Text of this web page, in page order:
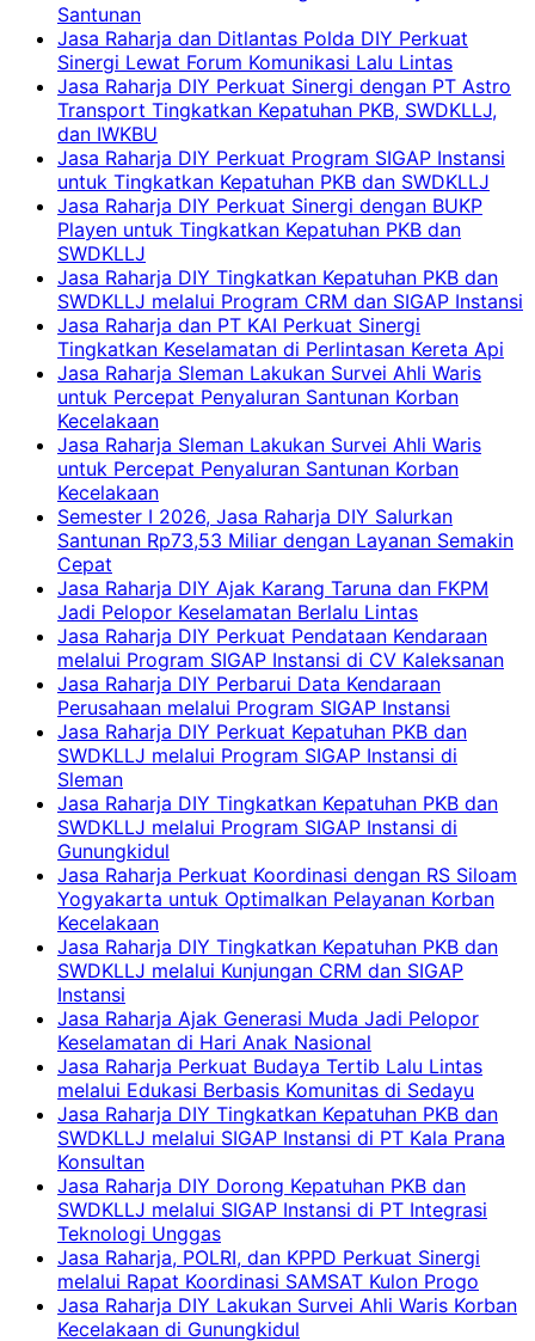
Santunan
Jasa Raharja dan Ditlantas Polda DIY Perkuat
Sinergi Lewat Forum Komunikasi Lalu Lintas
Jasa Raharja DIY Perkuat Sinergi dengan PT Astro
Transport Tingkatkan Kepatuhan PKB, SWDKLLJ,
dan IWKBU
Jasa Raharja DIY Perkuat Program SIGAP Instansi
untuk Tingkatkan Kepatuhan PKB dan SWDKLLJ
Jasa Raharja DIY Perkuat Sinergi dengan BUKP
Playen untuk Tingkatkan Kepatuhan PKB dan
SWDKLLJ
Jasa Raharja DIY Tingkatkan Kepatuhan PKB dan
SWDKLLJ melalui Program CRM dan SIGAP Instansi
Jasa Raharja dan PT KAI Perkuat Sinergi
Tingkatkan Keselamatan di Perlintasan Kereta Api
Jasa Raharja Sleman Lakukan Survei Ahli Waris
untuk Percepat Penyaluran Santunan Korban
Kecelakaan
Jasa Raharja Sleman Lakukan Survei Ahli Waris
untuk Percepat Penyaluran Santunan Korban
Kecelakaan
Semester I 2026, Jasa Raharja DIY Salurkan
Santunan Rp73,53 Miliar dengan Layanan Semakin
Cepat
Jasa Raharja DIY Ajak Karang Taruna dan FKPM
Jadi Pelopor Keselamatan Berlalu Lintas
Jasa Raharja DIY Perkuat Pendataan Kendaraan
melalui Program SIGAP Instansi di CV Kaleksanan
Jasa Raharja DIY Perbarui Data Kendaraan
Perusahaan melalui Program SIGAP Instansi
Jasa Raharja DIY Perkuat Kepatuhan PKB dan
SWDKLLJ melalui Program SIGAP Instansi di
Sleman
Jasa Raharja DIY Tingkatkan Kepatuhan PKB dan
SWDKLLJ melalui Program SIGAP Instansi di
Gunungkidul
Jasa Raharja Perkuat Koordinasi dengan RS Siloam
Yogyakarta untuk Optimalkan Pelayanan Korban
Kecelakaan
Jasa Raharja DIY Tingkatkan Kepatuhan PKB dan
SWDKLLJ melalui Kunjungan CRM dan SIGAP
Instansi
Jasa Raharja Ajak Generasi Muda Jadi Pelopor
Keselamatan di Hari Anak Nasional
Jasa Raharja Perkuat Budaya Tertib Lalu Lintas
melalui Edukasi Berbasis Komunitas di Sedayu
Jasa Raharja DIY Tingkatkan Kepatuhan PKB dan
SWDKLLJ melalui SIGAP Instansi di PT Kala Prana
Konsultan
Jasa Raharja DIY Dorong Kepatuhan PKB dan
SWDKLLJ melalui SIGAP Instansi di PT Integrasi
Teknologi Unggas
Jasa Raharja, POLRI, dan KPPD Perkuat Sinergi
melalui Rapat Koordinasi SAMSAT Kulon Progo
Jasa Raharja DIY Lakukan Survei Ahli Waris Korban
Kecelakaan di Gunungkidul